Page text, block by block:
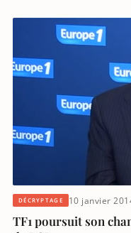
DÉCRYPTAGE 10 janvier
TF1 poursuit son